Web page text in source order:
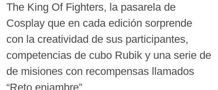
The King Of Fighters, la pasarela de
Cosplay que en cada edición sorprende
con la creatividad de sus participantes,
competencias de cubo Rubik y una serie de
de misiones con recompensas llamados
“Reto enjambre”.